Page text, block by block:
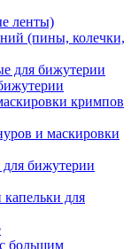
ленты)
(пины, колечки,
для бижутерии
кримпов
и маскировки
бижутерии
для
большим